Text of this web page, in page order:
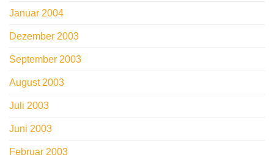
Januar 2004
Dezember 2003
September 2003
August 2003
Juli 2003
Juni 2003
Februar 2003